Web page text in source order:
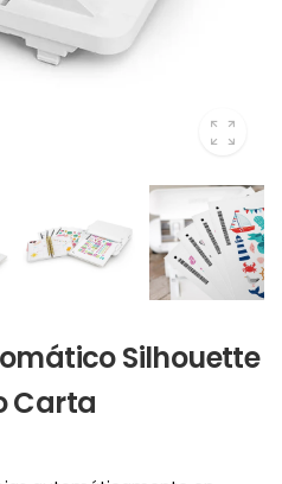
Silhouette
Carta